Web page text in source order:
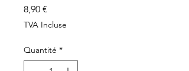
8,90 €
TVA Incluse
Quantité *